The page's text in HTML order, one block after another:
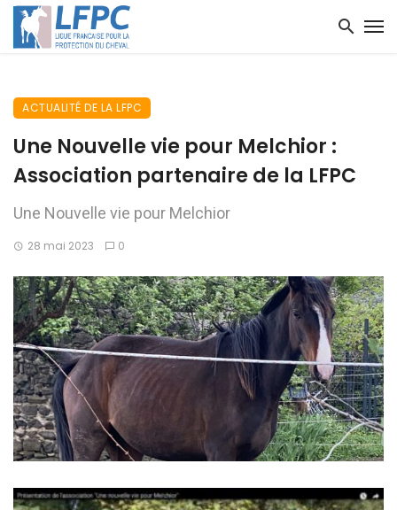
ACTUALITÉ DE LA LFPC
Une Nouvelle vie pour Melchior :
Association partenaire de la LFPC
Une Nouvelle vie pour Melchior
28 mai 2023 0